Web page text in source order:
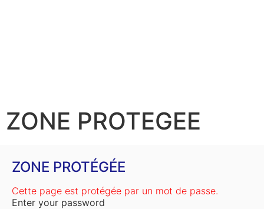
ZONE PROTEGEE
ZONE PROTÉGÉE
Cette page est protégée par un mot de passe.
Enter your password